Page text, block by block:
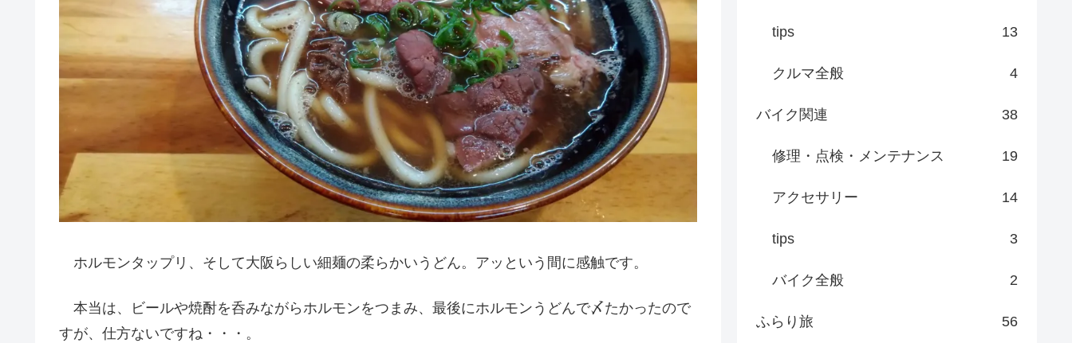
ホルモンタップリ、そして大阪らしい細麺の柔らかいうどん。アッという間に感触です。
本当は、ビールや焼酎を呑みながらホルモンをつまみ、最後にホルモンうどんで〆たかったので
すが、仕方ないですね・・・。
tips 13
クルマ全般 4
バイク関連 38
修理・点検・メンテナンス 19
アクセサリー 14
tips 3
バイク全般 2
ふらり旅 56